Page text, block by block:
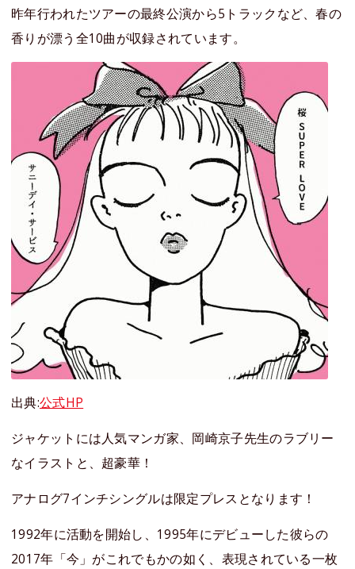
昨年行われたツアーの最終公演から5トラックなど、春の
香りが漂う全10曲が収録されています。
出典:公式HP
ジャケットには人気マンガ家、岡崎京子先生のラブリー
なイラストと、超豪華！
アナログ7インチシングルは限定プレスとなります！
1992年に活動を開始し、1995年にデビューした彼らの
2017年「今」がこれでもかの如く、表現されている一枚